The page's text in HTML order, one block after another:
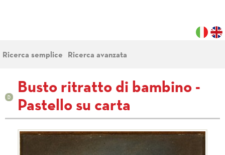
Ricerca semplice Ricerca avanzata
Busto ritratto di bambino -
Pastello su carta